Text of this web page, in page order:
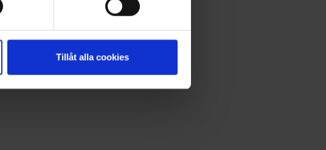
Tillåt alla cookies